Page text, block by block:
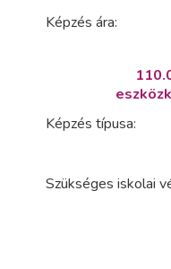
Képzés ára:
Képzés típusa:
Szükséges iskolai